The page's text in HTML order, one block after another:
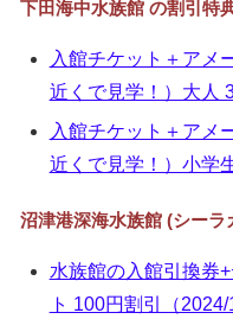
下田海中水族館 の割引特
入館チケット＋アメ
近くで見学！）大人
入館チケット＋アメ
近くで見学！）小学
沼津港深海水族館 (シー
水族館の入館引換券
ト 100円割引（2024/